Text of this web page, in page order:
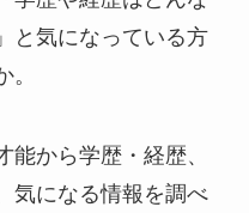
と気になっている方
から学歴・経歴、
気になる情報を調べ